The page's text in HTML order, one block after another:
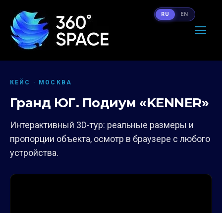
КЕЙС · МОСКВА
Гранд ЮГ. Подиум «KENNER»
Интерактивный 3D-тур: реальные размеры и
пропорции объекта, осмотр в браузере с любого
устройства.
RU EN